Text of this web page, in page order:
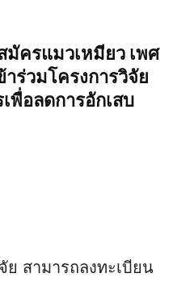
ครแมวเหมียว เพศ
ร่วมโครงการวิจัย
พื่อลดการอักเสบ
ย สามารถลงทะเบียน